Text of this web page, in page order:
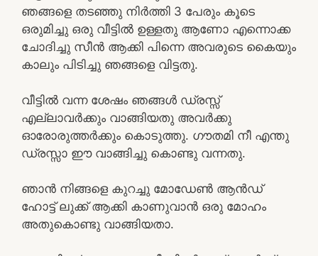
ഞങ്ങളെ തടഞ്ഞു നിർത്തി 3 പേരും കൂടെ
ഒരുമിച്ചു ഒരു വീട്ടിൽ ഉള്ളതു ആണോ എന്നൊക്ക
ചോദിച്ചു സീൻ ആക്കി പിന്നെ അവരുടെ കൈയും
കാലും പിടിച്ചു ഞങ്ങളെ വിട്ടതു.
വീട്ടിൽ വന്ന ശേഷം ഞങ്ങൾ ഡ്രസ്സ്‌
എല്ലാവർക്കും വാങ്ങിയതു അവർക്കു
ഓരോരുത്തർക്കും കൊടുത്തു. ഗൗതമി നീ എന്തു
ഡ്രസ്സാ ഈ വാങ്ങിച്ചു കൊണ്ടു വന്നതു.
ഞാൻ നിങ്ങളെ കുറച്ചു മോഡേൺ ആൻഡ്
ഹോട്ട് ലുക്ക്‌ ആക്കി കാണുവാൻ ഒരു മോഹം
അതുകൊണ്ടു വാങ്ങിയതാ.